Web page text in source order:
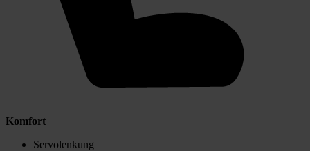
Komfort
Servolenkung